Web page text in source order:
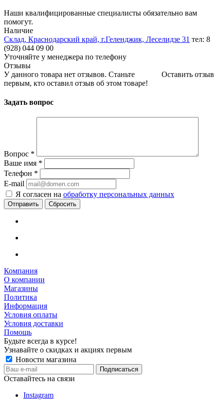
Наши квалифицированные специалисты обязательно вам
помогут.
Наличие
Склад, Краснодарский край, г.Геленджик, Леселидзе 31 тел: 8
(928) 044 09 00
Уточняйте у менеджера по телефону
Отзывы
Оставить отзыв
У данного товара нет отзывов. Станьте
первым, кто оставил отзыв об этом товаре!
Задать вопрос
Вопрос *
Ваше имя *
Телефон *
E-mail
Я согласен на обработку персональных данных
Сбросить
Компания
О компании
Магазины
Политика
Информация
Условия оплаты
Условия доставки
Помощь
Будьте всегда в курсе!
Узнавайте о скидках и акциях первым
Новости магазина
Оставайтесь на связи
Instagram